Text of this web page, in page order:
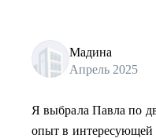
Мадина
Апрель 2025
Я выбрала Павла по
опыт в интересующей